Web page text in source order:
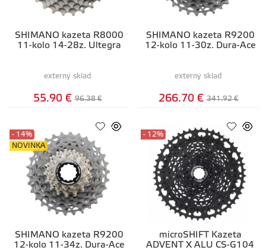
SHIMANO kazeta R8000
11-kolo 14-28z. Ultegra
externý sklad
55.90 € 96.38 €
SHIMANO kazeta R9200
12-kolo 11-30z. Dura-Ace
externý sklad
266.70 € 341.92 €
SHIMANO kazeta R9200
12-kolo 11-34z. Dura-Ace
- 14%
NOVINKA
microSHIFT Kazeta
ADVENT X ALU CS-G104
- 12%